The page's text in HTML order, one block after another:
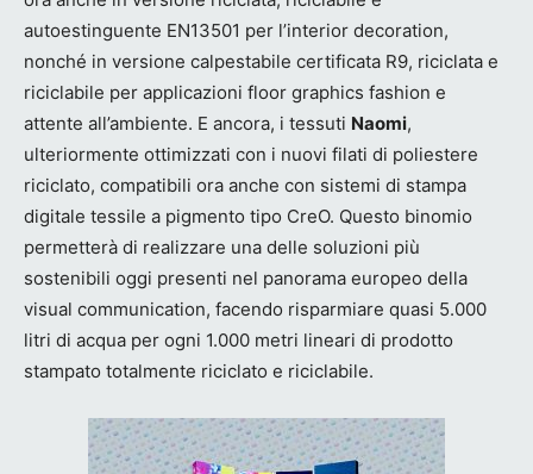
autoestinguente EN13501 per l’interior decoration,
nonché in versione calpestabile certificata R9, riciclata e
riciclabile per applicazioni floor graphics fashion e
attente all’ambiente. E ancora, i tessuti Naomi,
ulteriormente ottimizzati con i nuovi filati di poliestere
riciclato, compatibili ora anche con sistemi di stampa
digitale tessile a pigmento tipo CreO. Questo binomio
permetterà di realizzare una delle soluzioni più
sostenibili oggi presenti nel panorama europeo della
visual communication, facendo risparmiare quasi 5.000
litri di acqua per ogni 1.000 metri lineari di prodotto
stampato totalmente riciclato e riciclabile.